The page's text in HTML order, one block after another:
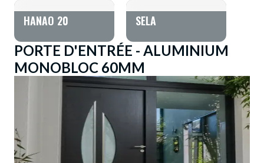
HANAO 20 SELA
PORTE D'ENTRÉE - ALUMINIUM
MONOBLOC 60MM